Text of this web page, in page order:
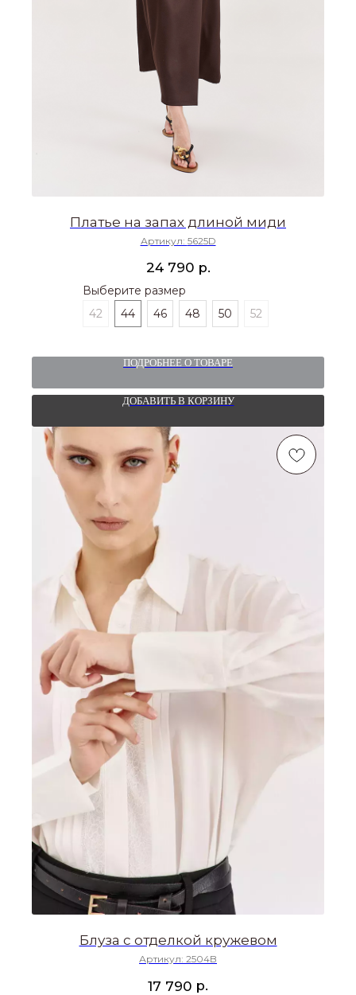
Платье на запах длиной миди
Артикул: 5625D
24 790 р.
Выберите размер
42
44 46 48 50 52
ПОДРОБНЕЕ О ТОВАРЕ
ДОБАВИТЬ В КОРЗИНУ
Блуза с отделкой кружевом
Артикул: 2504B
17 790 р.